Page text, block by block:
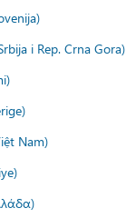
i Rep. Crna Gora)
Nam)